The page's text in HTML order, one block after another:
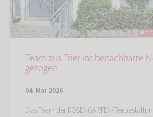
Team aus Trier ins benachbarte
gezogen
04. Mai 2026
Das Team der ROSENGARTEN-